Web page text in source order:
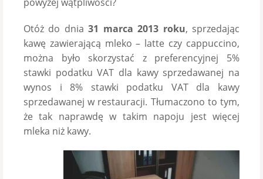
Otóż do dnia31 marca 2013 roku, sprzedając
kawę zawierającą mleko – latte czy cappuccino,
można było skorzystać z preferencyjnej 5%
stawki podatku VAT dla kawy sprzedawanej na
wynos i 8% stawki podatku VAT dla kawy
sprzedawanej w restauracji. Tłumaczono to tym,
że tak naprawdę w takim napoju jest więcej
mleka niż kawy.